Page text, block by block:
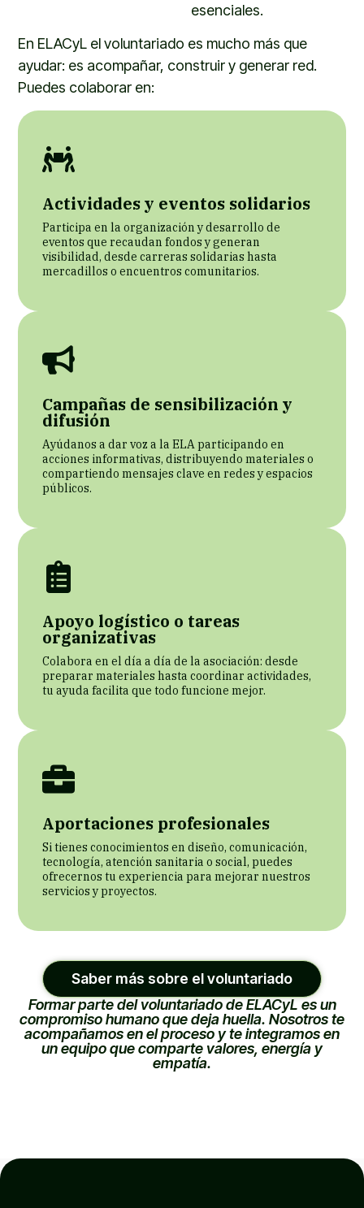
esenciales.
En ELACyL el voluntariado es mucho más que
ayudar: es acompañar, construir y generar red.
Puedes colaborar en:
Actividades y eventos solidarios
Participa en la organización y desarrollo de
eventos que recaudan fondos y generan
visibilidad, desde carreras solidarias hasta
mercadillos o encuentros comunitarios.
Campañas de sensibilización y
difusión
Ayúdanos a dar voz a la ELA participando en
acciones informativas, distribuyendo materiales o
compartiendo mensajes clave en redes y espacios
públicos.
Apoyo logístico o tareas
organizativas
Colabora en el día a día de la asociación: desde
preparar materiales hasta coordinar actividades,
tu ayuda facilita que todo funcione mejor.
Aportaciones profesionales
Si tienes conocimientos en diseño, comunicación,
tecnología, atención sanitaria o social, puedes
ofrecernos tu experiencia para mejorar nuestros
servicios y proyectos.
Saber más sobre el voluntariado
Formar parte del voluntariado de ELACyL es un
compromiso humano que deja huella. Nosotros te
acompañamos en el proceso y te integramos en
un equipo que comparte valores, energía y
empatía.